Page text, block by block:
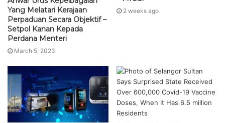
Yang Melatari Kerajaan
Perpaduan Secara Objektif –
Setpol Kanan Kepada
Perdana Menteri
March 5, 2023
2 weeks ago